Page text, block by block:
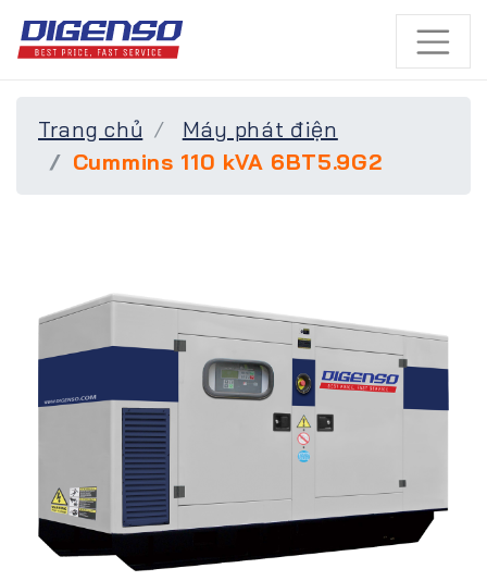
Trang chủ
Máy phát điện
Cummins 110 kVA 6BT5.9G2